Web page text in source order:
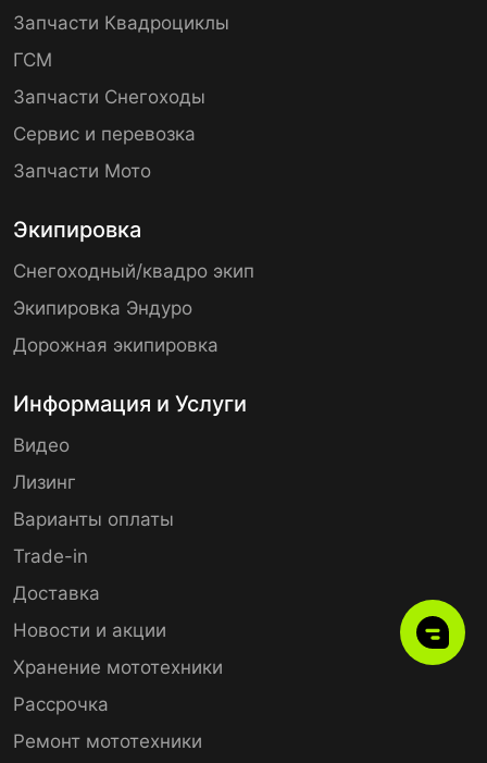
Запчасти Квадроциклы
ГСМ
Запчасти Снегоходы
Сервис и перевозка
Запчасти Мото
Экипировка
Снегоходный/квадро экип
Экипировка Эндуро
Дорожная экипировка
Информация и Услуги
Видео
Лизинг
Варианты оплаты
Trade-in
Доставка
Новости и акции
Хранение мототехники
Рассрочка
Ремонт мототехники